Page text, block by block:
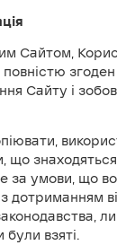
Сайтом,
Сайту і
що
за умови, що
дотриманням
були взяті.